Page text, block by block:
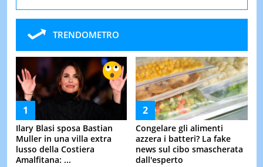
TRENDOMETRO
Ilary Blasi sposa Bastian
Muller in una villa extra
lusso della Costiera
Amalfitana: ...
Congelare gli alimenti
azzera i batteri? La fake
news sul cibo smascherata
dall'esperto